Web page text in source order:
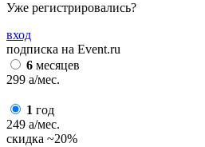
Уже регистрировались?
вход
подписка на Event.ru
6 месяцев
299 a/мес.
1 год
249 a/мес.
скидка ~20%